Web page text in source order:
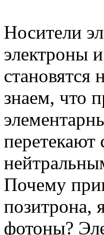
Носители
электроны
знаем, что
перетекают
Почему
позитрона,
фотоны?